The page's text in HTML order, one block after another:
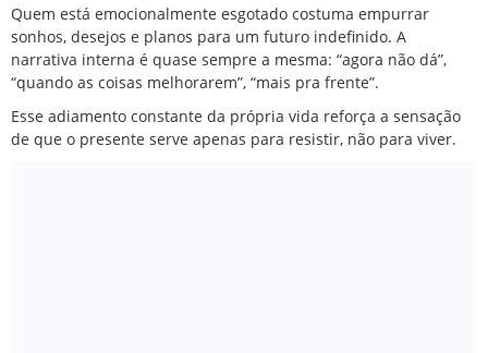
Quem está emocionalmente esgotado costuma empurrar
sonhos, desejos e planos para um futuro indefinido. A
narrativa interna é quase sempre a mesma: “agora não dá”,
“quando as coisas melhorarem”, “mais pra frente”.
Esse adiamento constante da própria vida reforça a sensação
de que o presente serve apenas para resistir, não para viver.